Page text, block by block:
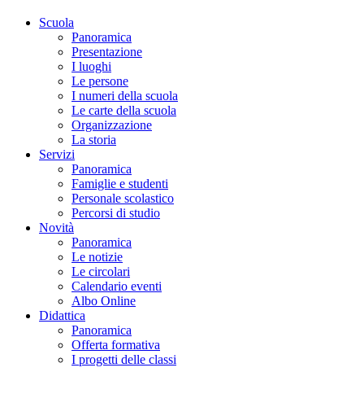
Scuola
Panoramica
Presentazione
I luoghi
Le persone
I numeri della scuola
Le carte della scuola
Organizzazione
La storia
Servizi
Panoramica
Famiglie e studenti
Personale scolastico
Percorsi di studio
Novità
Panoramica
Le notizie
Le circolari
Calendario eventi
Albo Online
Didattica
Panoramica
Offerta formativa
I progetti delle classi